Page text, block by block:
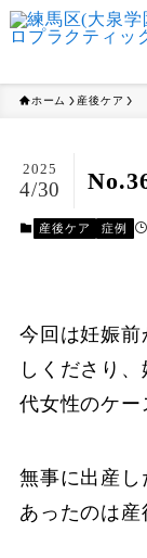
ホーム 産後ケア
2025
4/30
産後ケア 症例
今回は妊娠
しくださり
代女性のケー
無事に出産
あったのは産